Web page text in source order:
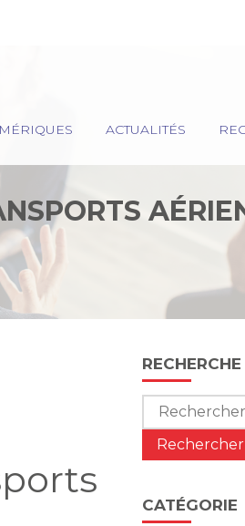
ACTUALITÉS
Blog
sidebar
RECHERCHE
Rechercher :
CATÉGORIE